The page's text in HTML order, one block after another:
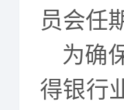
员会任
为确
得银行